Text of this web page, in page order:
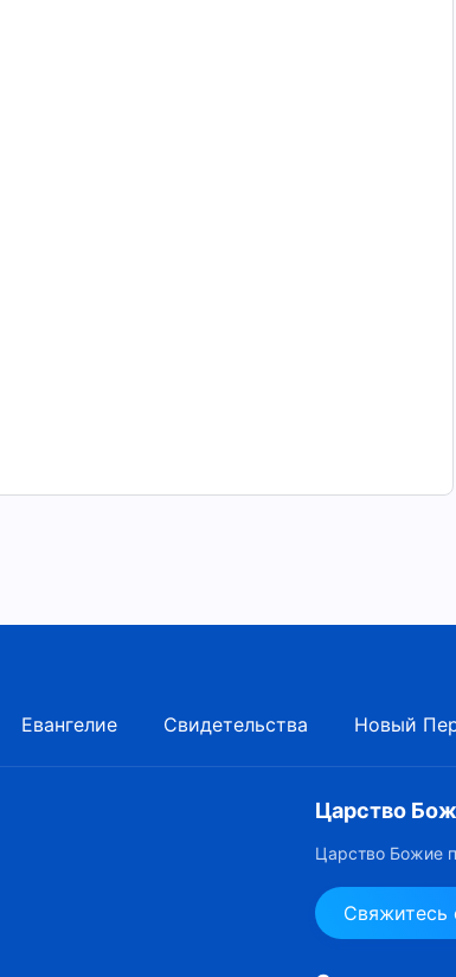
Евангелие Свидетельства Новый
Царство
Царство Божие
Свяжитесь